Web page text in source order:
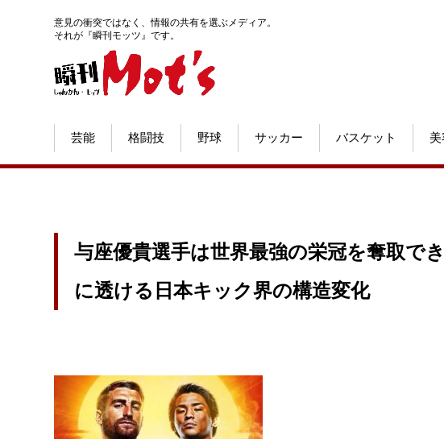
意見の衝突ではなく、情報の共有を選ぶメディア。
それが『瞬刊モッツ』です。
芸能 格闘技 野球 サッカー バスケット 美
与座優貴選手は世界最強の栄冠を奪取で
に透ける日本キック界の構造変化